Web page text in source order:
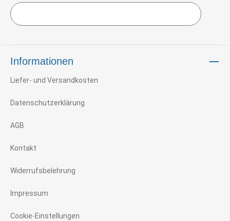
Informationen
Liefer- und Versandkosten
Datenschutzerklärung
AGB
Kontakt
Widerrufsbelehrung
Impressum
Cookie-Einstellungen